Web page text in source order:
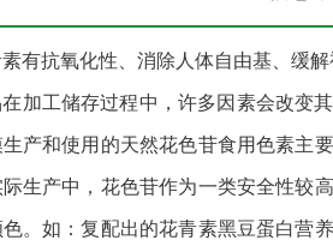
有抗氧化性、消除人体自由基、缓
加工储存过程中，许多因素会改变
产和使用的天然花色苷食用色素主
生产中，花色苷作为一类安全性较
。如：复配出的花青素黑豆蛋白营